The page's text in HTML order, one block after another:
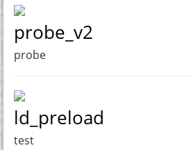
probe_v2
probe
ld_preload
test